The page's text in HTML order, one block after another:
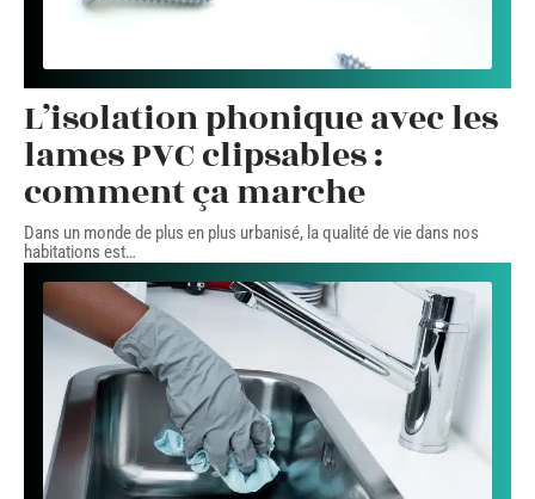
L’isolation phonique avec les
lames PVC clipsables :
comment ça marche
Dans un monde de plus en plus urbanisé, la qualité de vie dans nos
habitations est…